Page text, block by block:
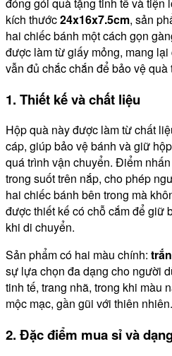
kích thước24x16x7.5cm, sản
hai chiếc bánh một cách gọn
được làm từ giấy mỏng, mang
vẫn đủ chắc chắn để bảo vệ quà
1. Thiết kế và chất liệu
Hộp quà này được làm từ chất
cáp, giúp bảo vệ bánh và giữ
quá trình vận chuyển. Điểm
trong suốt trên nắp, cho phép
hai chiếc bánh bên trong mà
được thiết kế có chỗ cắm để giữ
khi di chuyển.
Sản phẩm có hai màu chính:
sự lựa chọn đa dạng cho người
tinh tế, trang nhã, trong khi màu
mộc mạc, gần gũi với thiên nhiên.
2. Đặc điểm mua sỉ và